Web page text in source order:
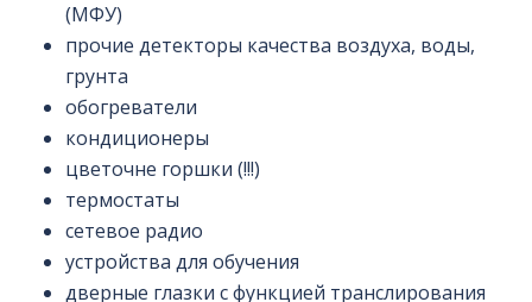
(МФУ)
прочие детекторы качества воздуха, воды,
грунта
обогреватели
кондиционеры
цветочне горшки (!!!)
термостаты
сетевое радио
устройства для обучения
дверные глазки с функцией транслирования